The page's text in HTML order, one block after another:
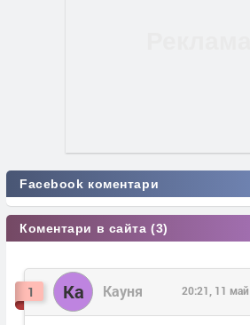
Facebook коментари
Коментари в сайта (3)
1 Ка Кауня 20:21, 11